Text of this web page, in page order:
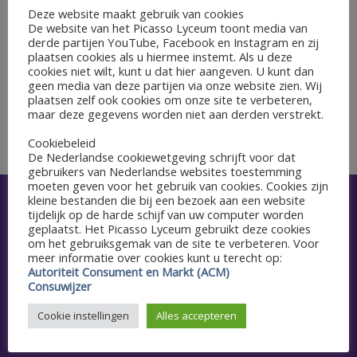
GEGEVENS
Datum:
14 april 2022
CPE 4 Dalí kubv CPE 4 Dalí kubv
Snel naar
Aanmelden
Agenda
Schoolgids
Deze website maakt gebruik van cookies
De website van het Picasso Lyceum toont media van
derde partijen YouTube, Facebook en Instagram en zij
plaatsen cookies als u hiermee instemt. Als u deze
cookies niet wilt, kunt u dat hier aangeven. U kunt dan
geen media van deze partijen via onze website zien. Wij
plaatsen zelf ook cookies om onze site te verbeteren,
maar deze gegevens worden niet aan derden verstrekt.
Cookiebeleid
De Nederlandse cookiewetgeving schrijft voor dat
gebruikers van Nederlandse websites toestemming
moeten geven voor het gebruik van cookies. Cookies zijn
kleine bestanden die bij een bezoek aan een website
tijdelijk op de harde schijf van uw computer worden
geplaatst. Het Picasso Lyceum gebruikt deze cookies
om het gebruiksgemak van de site te verbeteren. Voor
meer informatie over cookies kunt u terecht op:
Autoriteit Consument en Markt (ACM)
Consuwijzer
Cookie instellingen Alles accepteren